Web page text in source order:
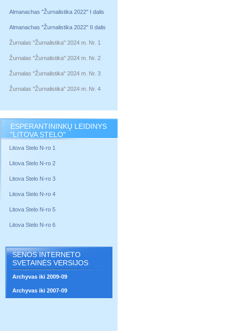
Almanachas "Žurnalistika 2022" I dalis
Almanachas "Žurnalistika 2022" II dalis
Žurnalas "Žurnalistika" 2024 m. Nr. 1
Žurnalas "Žurnalistika" 2024 m. Nr. 2
Žurnalas "Žurnalistika" 2024 m. Nr. 3
Žurnalas "Žurnalistika" 2024 m. Nr. 4
ESPERANTININKŲ LEIDINYS
"LITOVA STELO"
Litova Stelo N-ro 1
Litova Stelo N-ro 2
Litova Stelo N-ro 3
Litova Stelo N-ro 4
Litova Stelo N-ro 5
Litova Stelo N-ro 6
SENOS INTERNETO
SVETAINĖS VERSIJOS
Archyvas iki 2009-09
Archyvas iki 2007-09